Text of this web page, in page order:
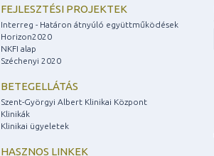
FEJLESZTÉSI PROJEKTEK
Interreg - Határon átnyúló együttműködések
Horizon2020
NKFI alap
Széchenyi 2020
BETEGELLÁTÁS
Szent-Györgyi Albert Klinikai Központ
Klinikák
Klinikai ügyeletek
HASZNOS LINKEK